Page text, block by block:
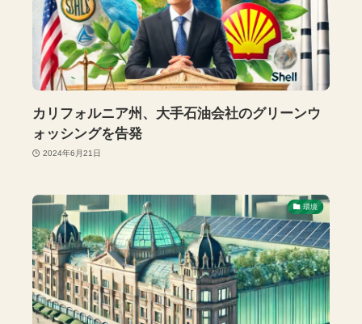
カリフォルニア州、大手石油会社のグリーンウ
ォッシングを告発
2024年6月21日
環境